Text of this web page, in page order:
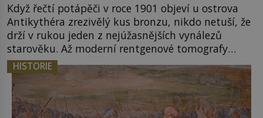
Když řečtí potápěči v roce 1901 objeví u ostrova
Antikythéra zrezivělý kus bronzu, nikdo netuší, že
drží v rukou jeden z nejúžasnějších vynálezů
starověku. Až moderní rentgenové tomografy
odhalí desítky ozubených kol ukrytých uvnitř.
Mechanismus z Antikythéry je dnes považován za
nejstarší známý analogový počítač na světě. Přesto
ani po více než sto letech výzkumu […]
HISTORIE